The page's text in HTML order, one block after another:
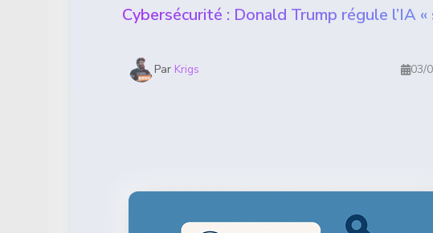
Cybersécurité : Donald Trump régule l’IA
Par Krigs 03/